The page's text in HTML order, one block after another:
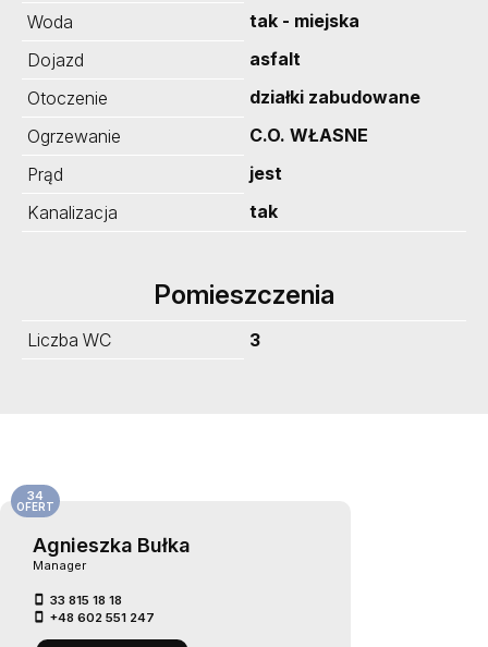
Woda
tak - miejska
Dojazd
asfalt
Otoczenie
działki zabudowane
Ogrzewanie
C.O. WŁASNE
Prąd
jest
Kanalizacja
tak
Pomieszczenia
Liczba WC 3
Agnieszka Bułka
Manager
33 815 18 18
+48 602 551 247
34
OFERT